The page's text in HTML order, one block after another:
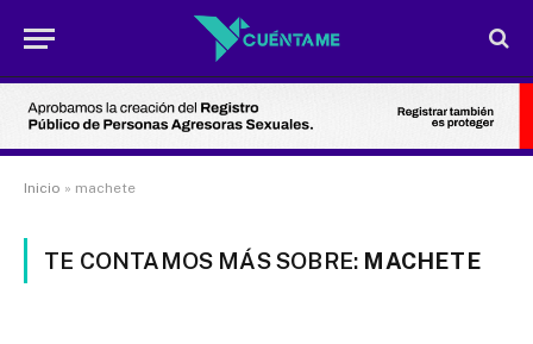
Inicio » machete
TE CONTAMOS MÁS SOBRE: MACHETE